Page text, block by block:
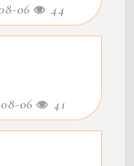
06 44
08-06 41